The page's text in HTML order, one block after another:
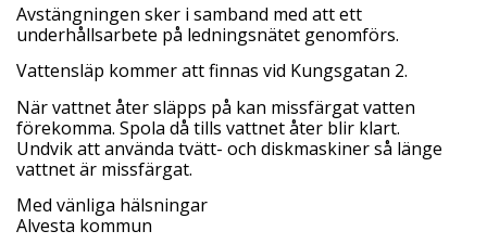
Avstängningen sker i samband med att ett
underhållsarbete på ledningsnätet genomförs.
Vattensläp kommer att finnas vid Kungsgatan 2.
När vattnet åter släpps på kan missfärgat vatten
förekomma. Spola då tills vattnet åter blir klart.
Undvik att använda tvätt- och diskmaskiner så länge
vattnet är missfärgat.
Med vänliga hälsningar
Alvesta kommun